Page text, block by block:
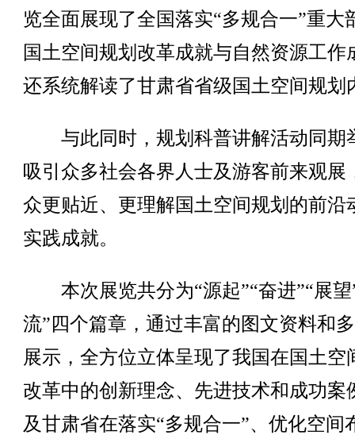
览全面展现了全国落实“多规合一”重大
国土空间规划改革成就与自然资源工作
还系统解读了甘肃省省级国土空间规划
与此同时，规划科普讲解活动同期
吸引众多社会各界人士及游客前来观展
众更贴近、更理解国土空间规划的前沿
实践成就。
本次展览共分为“源起”“奋进”“展望
流”四个篇章，通过丰富的图文资料和
展示，全方位立体呈现了我国在国土空
改革中的创新理念、先进技术和成功案
及甘肃省在落实“多规合一”、优化空间